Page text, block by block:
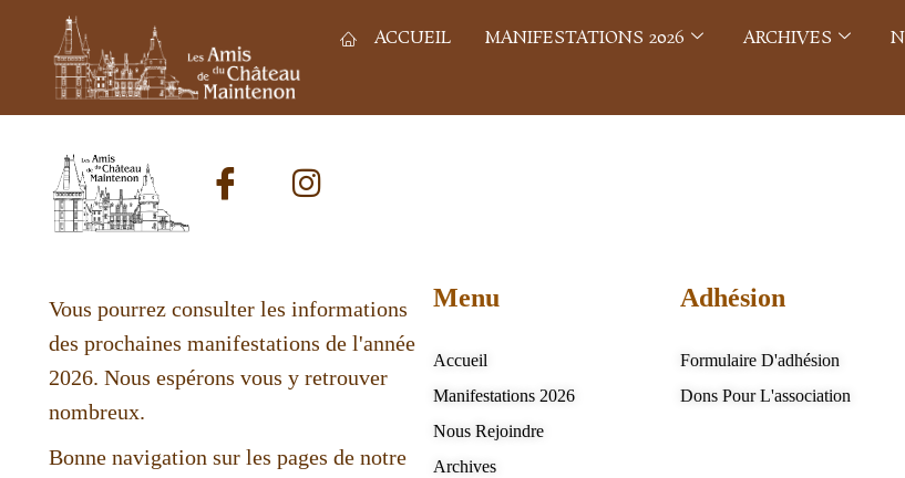
ACCUEIL MANIFESTATIONS 2026 ARCHIVES
Vous pourrez consulter les informations
des prochaines manifestations de l'année
2026. Nous espérons vous y retrouver
nombreux.
Bonne navigation sur les pages de notre
Menu
Accueil
Manifestations 2026
Nous Rejoindre
Archives
Adhésion
Formulaire D'adhésion
Dons Pour L'association